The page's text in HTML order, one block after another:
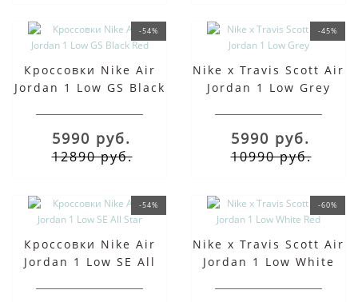
-54%
Кроссовки Nike Air
Jordan 1 Low GS Black
5990 руб.
12890 руб.
-45%
Nike x Travis Scott Air
Jordan 1 Low Grey
5990 руб.
10990 руб.
-54%
Кроссовки Nike Air
Jordan 1 Low SE All
-60%
Nike x Travis Scott Air
Jordan 1 Low White